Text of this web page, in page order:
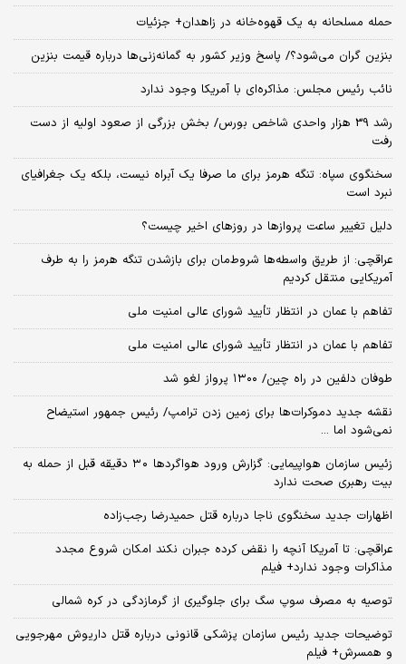
حمله مسلحانه به یک قهوه‌خانه در زاهدان+ جزئیات
بنزین گران می‌شود؟/ پاسخ وزیر کشور به گمانه‌زنی‌ها درباره قیمت بنزین
نائب رئیس مجلس: مذاکره‌ای با آمریکا وجود ندارد
رشد 39 هزار واحدی شاخص بورس/ بخش بزرگی از صعود اولیه از دست
رفت
سخنگوی سپاه: تنگه هرمز برای ما صرفا یک آبراه نیست، بلکه یک جغرافیای
نبرد است
دلیل تغییر ساعت پروازها در روزهای اخیر چیست؟
عراقچی: از طریق واسطه‌ها شروط‌مان برای بازشدن تنگه هرمز را به طرف
آمریکایی منتقل کردیم
تفاهم با عمان در انتظار تأیید شورای عالی امنیت ملی
تفاهم با عمان در انتظار تأیید شورای عالی امنیت ملی
طوفان دلفین در راه چین/ ۱۳۰۰ پرواز لغو شد
نقشه جدید دموکرات‌ها برای زمین زدن ترامپ/ رئیس جمهور استیضاح
نمی‌شود اما ...
زئیس سازمان هواپیمایی: گزارش ورود هواگردها ٣٠ دقیقه قبل از حمله به
بیت رهبری صحت ندارد
اظهارات جدید سخنگوی ناجا درباره قتل حمیدرضا رجب‌زاده
عراقچی: تا آمریکا آنچه را نقض کرده جبران نکند امکان شروع مجدد
مذاکرات وجود ندارد+ فیلم
توصیه به مصرف سوپ سگ برای جلوگیری از گرمازدگی در کره شمالی
توضیحات جدید رئیس سازمان پزشکی قانونی درباره قتل داریوش مهرجویی
و همسرش+ فیلم